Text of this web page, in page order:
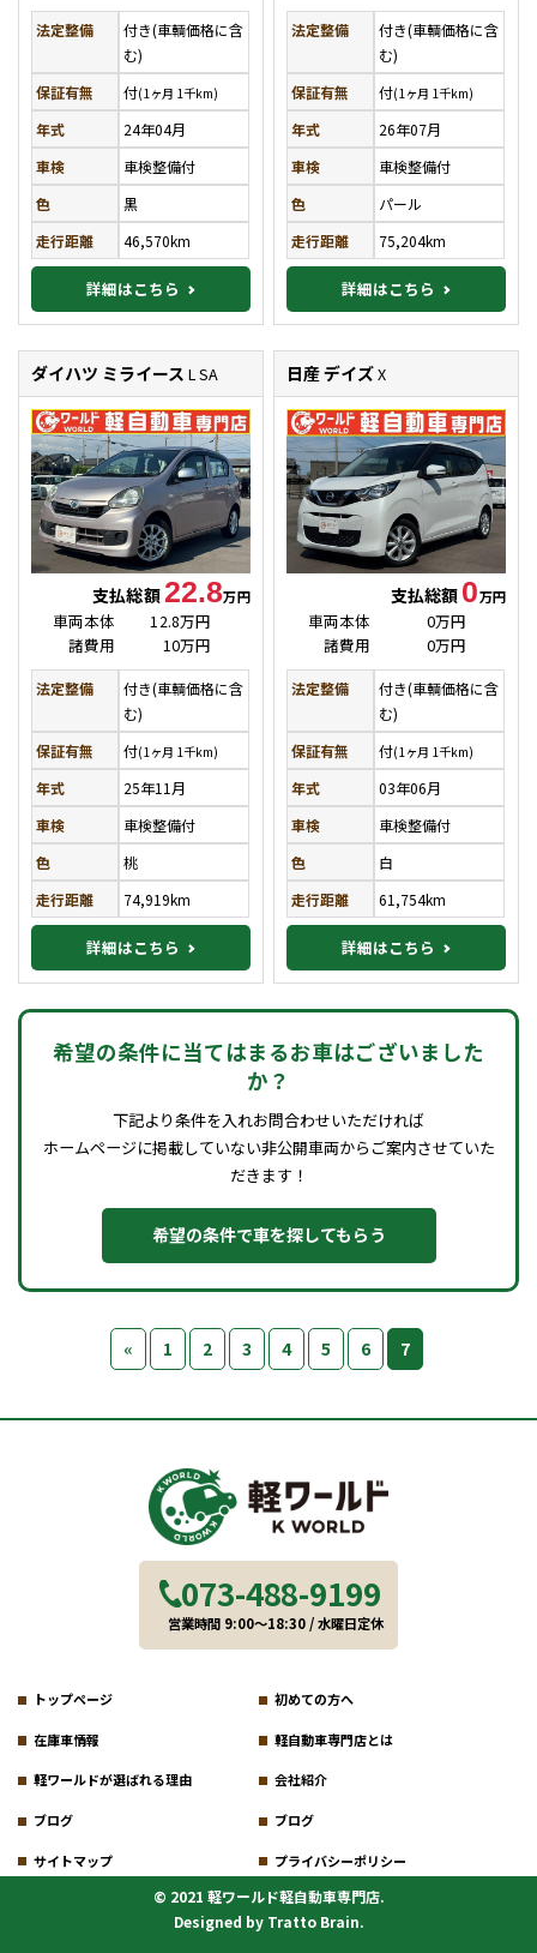
法定整備
付き(車輌価格に含
む)
保証有無
付(1ヶ月 1千km)
年式
24年04月
車検
車検整備付
色
黒
走行距離
46,570km
詳細はこちら
法定整備
付き(車輌価格に含
む)
保証有無
付(1ヶ月 1千km)
年式
26年07月
車検
車検整備付
色
パール
走行距離
75,204km
詳細はこちら
ダイハツ ミライースL SA
支払総額22.8万円
車両本体
12.8万円
諸費用
10万円
法定整備
付き(車輌価格に含
む)
保証有無
付(1ヶ月 1千km)
年式
25年11月
車検
車検整備付
色
桃
走行距離
74,919km
詳細はこちら
日産 デイズX
支払総額 0万円
車両本体
0万円
諸費用
0万円
法定整備
付き(車輌価格に含
む)
保証有無
付(1ヶ月 1千km)
年式
03年06月
車検
車検整備付
色
白
走行距離
61,754km
詳細はこちら
希望の条件に当てはまるお車はございました
か？
下記より条件を入れお問合わせいただければ
ホームページに掲載していない非公開車両からご案内させていた
だきます！
希望の条件で車を探してもらう
« 1 2 3 4 5 6 7
073-488-9199
営業時間 9:00～18:30 / 水曜日定休
トップページ 初めての方へ
在庫車情報 軽自動車専門店とは
軽ワールドが選ばれる理由 会社紹介
ブログ ブログ
サイトマップ プライバシーポリシー
© 2021 軽ワールド軽自動車専門店.
Designed by Tratto Brain.